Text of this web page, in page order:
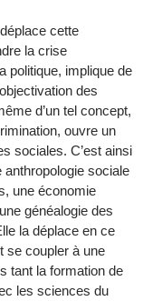
cette
la crise
politique, implique de
des
d’un tel concept,
ouvre un
sociales. C’est ainsi
sociale
une économie
généalogie des
la déplace en ce
se coupler à une
tant la formation de
les sciences du